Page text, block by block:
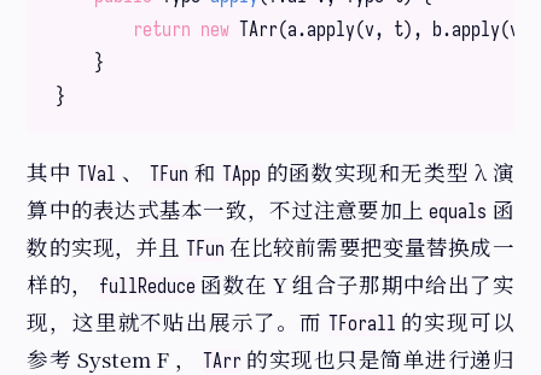
return new TArr(a.apply(v, t),
    }
其中TVal 、TFun 和TApp 的函数实现和无类型 λ 演
算中的表达式基本一致，不过注意要加上equals 函
数的实现，并且 TFun 在比较前需要把变量替换成一
样的，
fullReduce函数在 Y 组合子那期中给出了实
现，这里就不贴出展示了。而 TForall 的实现可以
参考 System F ， TArr的实现也只是简单进行递归